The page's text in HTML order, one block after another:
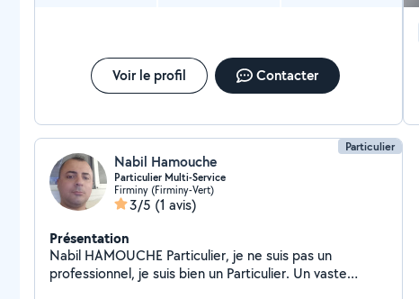
Voir le profil Contacter
Particulier
Nabil Hamouche
Particulier Multi-Service
Firminy (Firminy-Vert)
3/5 (1 avis)
Présentation
Nabil HAMOUCHE Particulier, je ne suis pas un
professionnel, je suis bien un Particulier. Un vaste